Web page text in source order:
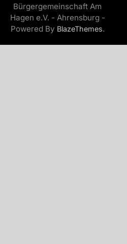
Bürgergemeinschaft Am
Hagen e.V. - Ahrensburg -
Powered By BlazeThemes.